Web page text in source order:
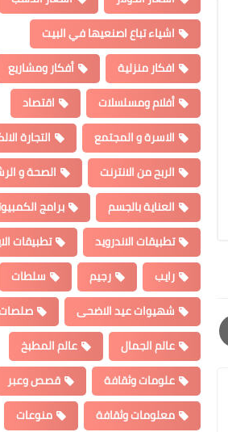
اشياء تباع اصنعيها في البيت
افكار منزلية
أفكار ومشاريع
أفلام ومسلسلات
اقتصاد
الاسرة و المجتمع
التجارة
الربح من الانترنت
الصحة و
العناية بالجسم
برامج
تطبيقات الاندرويد
تطبيقات
رايب
رجيم
سلطات
شهيوات عيد الاضحى
عالم الجمال
عالم المطبخ
علومات وثقافة
قصص وعبر
معلومات وثقافة
منوعات